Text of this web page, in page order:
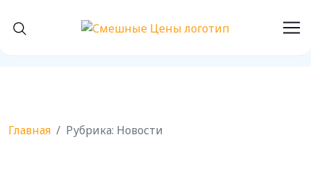
Главная Рубрика: Новости